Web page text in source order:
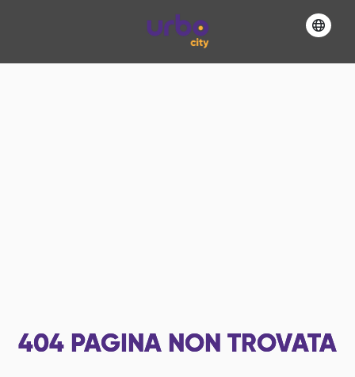
404 PAGINA NON TROVATA